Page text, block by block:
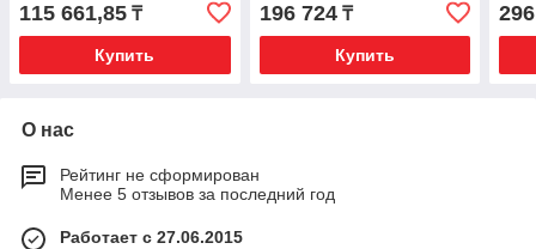
115 661,85 ₸
Купить
196 724₸
Купить
О нас
Рейтинг не сформирован
Менее 5 отзывов за последний год
Работает с 27.06.2015